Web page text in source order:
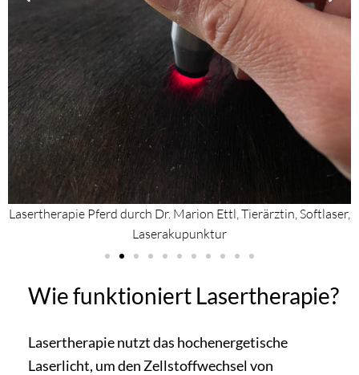
Lasertherapie Pferd durch Dr. Marion Ettl, Tierärztin, Softlaser,
Laserakupunktur
Wie funktioniert Lasertherapie?
Lasertherapie nutzt das hochenergetische
Laserlicht, um den Zellstoffwechsel von